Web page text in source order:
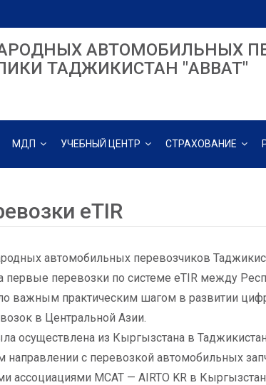
АВТОМОБИЛЬНЫХ
ТАДЖИКИСТАН "ABBAT"
МДП УЧЕБНЫЙ ЦЕНТР СТРАХОВАНИЕ
eTIR
автомобильных перевозчиков
первые перевозки по системе eTIR между
важным практическим шагом в развитии
в Центральной Азии.
осуществлена из Кыргызстана в
направлении с перевозкой автомобильных
ассоциациями МСАТ — AIRTO KR в